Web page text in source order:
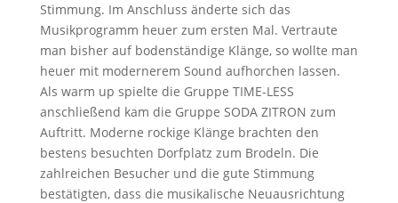
Stimmung. Im Anschluss änderte sich das
Musikprogramm heuer zum ersten Mal. Vertraute
man bisher auf bodenständige Klänge, so wollte man
heuer mit modernerem Sound aufhorchen lassen.
Als warm up spielte die Gruppe TIME-LESS
anschließend kam die Gruppe SODA ZITRON zum
Auftritt. Moderne rockige Klänge brachten den
bestens besuchten Dorfplatz zum Brodeln. Die
zahlreichen Besucher und die gute Stimmung
bestätigten, dass die musikalische Neuausrichtung